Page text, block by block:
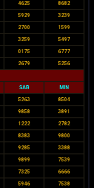
4625 8682
5929 3239
2700 1599
3259 5497
0175 6777
2679 5256
SAB MIN
5263 8504
9858 3891
1222 2782
8383 9800
9285 3388
9899 7539
7325 6666
5946 7538